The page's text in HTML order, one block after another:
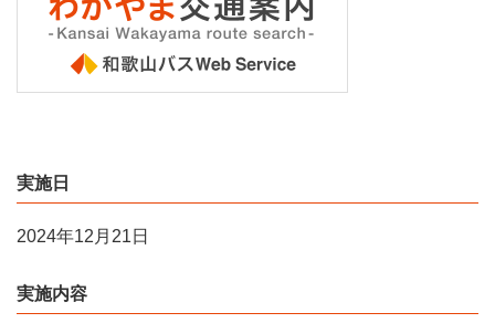
実施日
2024年12月21日
実施内容